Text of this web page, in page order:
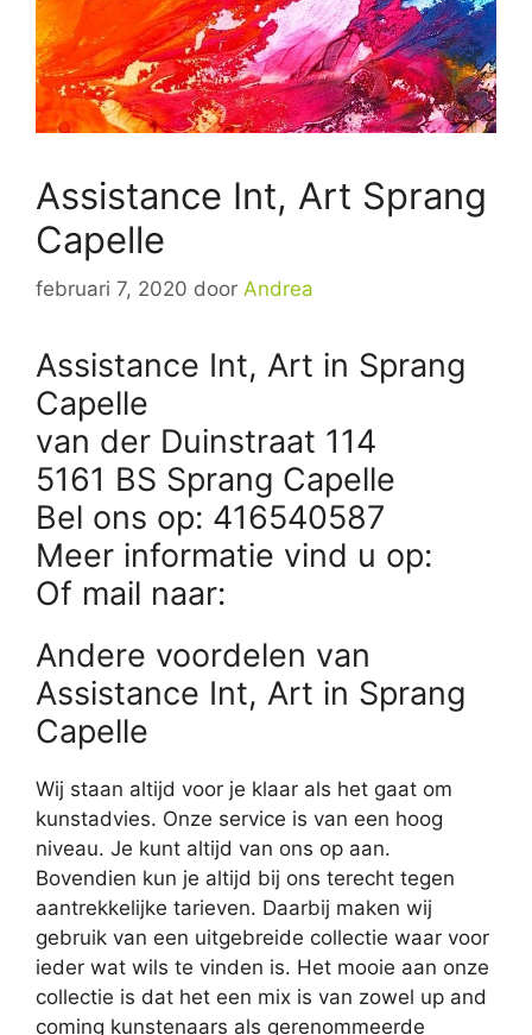
Assistance Int, Art Sprang
Capelle
februari 7, 2020 door Andrea
Assistance Int, Art in Sprang
Capelle
van der Duinstraat 114
5161 BS Sprang Capelle
Bel ons op: 416540587
Meer informatie vind u op:
Of mail naar:
Andere voordelen van
Assistance Int, Art in Sprang
Capelle
Wij staan altijd voor je klaar als het gaat om
kunstadvies. Onze service is van een hoog
niveau. Je kunt altijd van ons op aan.
Bovendien kun je altijd bij ons terecht tegen
aantrekkelijke tarieven. Daarbij maken wij
gebruik van een uitgebreide collectie waar voor
ieder wat wils te vinden is. Het mooie aan onze
collectie is dat het een mix is van zowel up and
coming kunstenaars als gerenommeerde